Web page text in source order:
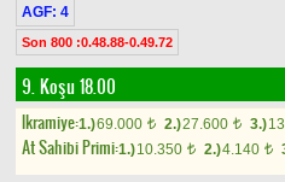
AGF: 4
Son 800 :0.48.88-0.49.72
9. Koşu 18.00
Ikramiye:1.)69.000 t 2.)27.600 t 3.)
At Sahibi Primi:1.)10.350 t 2.)4.140 t